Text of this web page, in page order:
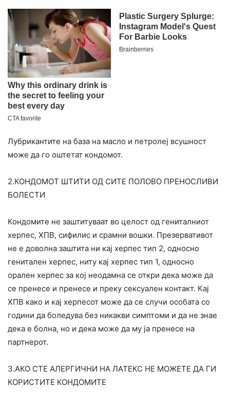
Лубрикантите на база на масло и петролеј всушност
може да го оштетат кондомот.
2.КОНДОМОТ ШТИТИ ОД СИТЕ ПОЛОВО ПРЕНОСЛИВИ
БОЛЕСТИ
Кондомите не заштитуваат во целост од гениталниот
херпес, ХПВ, сифилис и срамни вошки. Презервативот
не е доволна заштита ни кај херпес тип 2, односно
генитален херпес, ниту кај херпес тип 1, односно
орален херпес за кој неодамна се откри дека може да
се пренесе и пренесе и преку сексуален контакт. Кај
ХПВ како и кај херпесот може да се случи особата со
години да боледува без никакви симптоми и да не знае
дека е болна, но и дека може да му ја пренесе на
партнерот.
3.АКО СТЕ АЛЕРГИЧНИ НА ЛАТЕКС НЕ МОЖЕТЕ ДА ГИ
КОРИСТИТЕ КОНДОМИТЕ